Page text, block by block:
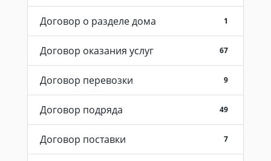
Договор о разделе дома 1
Договор оказания услуг 67
Договор перевозки 9
Договор подряда 49
Договор поставки 7